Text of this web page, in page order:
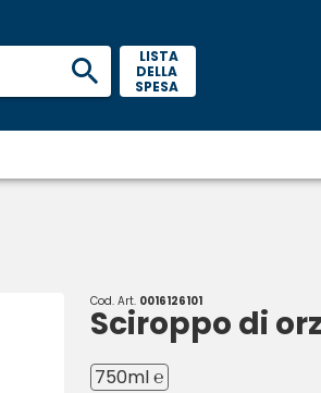
LISTA
DELLA
SPESA
Cod. Art. 0016126101
Sciroppo di
750ml ℮